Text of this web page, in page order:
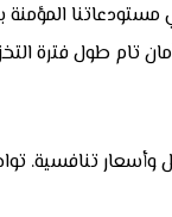
المؤمنة
تام طول فترة
تنافسية.